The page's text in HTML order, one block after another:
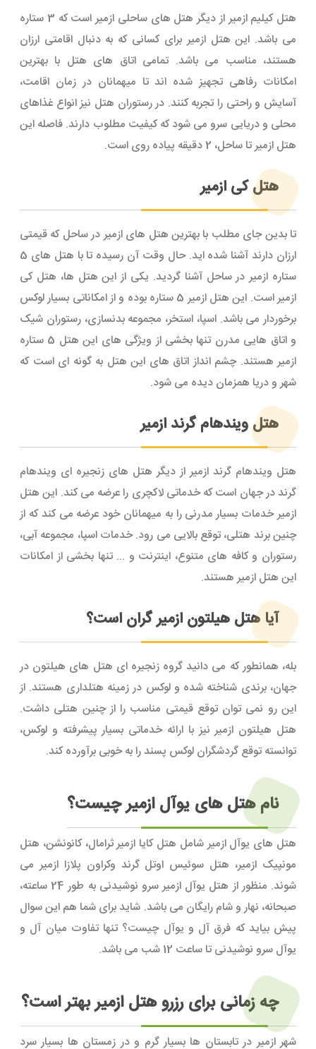
هتل کیلیم ازمیر از دیگر هتل های ساحلی ازمیر است که 3 ستاره
می باشد. این هتل ازمیر برای کسانی که به دنبال اقامتی ارزان
هستند، مناسب می باشد. تمامی اتاق های هتل با بهترین
امکانات رفاهی تجهیز شده اند تا میهمانان در زمان اقامت،
آسایش و راحتی را تجربه کنند. در رستوران هتل نیز انواع غذاهای
محلی و دریایی سرو می شود که کیفیت مطلوب دارند. فاصله این
هتل ازمیر تا ساحل، 2 دقیقه پیاده روی است.
هتل کی ازمیر
تا بدین جای مطلب با بهترین هتل های ازمیر در ساحل که قیمتی
ارزان دارند آشنا شده اید. حال وقت آن رسیده تا با هتل های 5
ستاره ازمیر در ساحل آشنا گردید. یکی از این هتل ها، هتل کی
ازمیر است. این هتل ازمیر 5 ستاره بوده و از امکاناتی بسیار لوکس
برخوردار می باشد. اسپا، استخر، مجموعه بدنسازی، رستوران شیک
و اتاق هایی مدرن تنها بخشی از ویژگی های این هتل 5 ستاره
ازمیر هستند. چشم انداز اتاق های این هتل به گونه ای است که
شهر و دریا همزمان دیده می شود.
هتل ویندهام گرند ازمیر
هتل ویندهام گرند ازمیر از دیگر هتل های زنجیره ای ویندهام
گرند در جهان است که خدماتی لاکچری را عرضه می کند. این هتل
ازمیر خدمات بسیار مدرنی را به میهمانان خود عرضه می کند که از
چنین برند هتلی، توقع بالایی می رود. خدمات اسپا، مجموعه آبی،
رستوران و کافه های متنوع، اینترنت و ... تنها بخشی از امکانات
این هتل ازمیر هستند.
آیا هتل هیلتون ازمیر گران است؟
بله، همانطور که می دانید گروه زنجیره ای هتل های هیلتون در
جهان، برندی شناخته شده و لوکس در زمینه هتلداری هستند. از
این رو نمی توان توقع قیمتی مناسب را از چنین هتلی داشت.
هتل هیلتون ازمیر نیز با ارائه خدماتی بسیار پیشرفته و لوکس،
توانسته توقع گردشگران لوکس پسند را به خوبی برآورده کند.
نام هتل های یوآل ازمیر چیست؟
هتل های یوآل ازمیر شامل هتل کایا ازمیر ثرامال، کانونشن، هتل
مونپیک ازمیر، هتل سوئیس اوتل گرند وکراون پلازا ازمیر می
شوند. منظور از هتل یوآل ازمیر سرو نوشیدنی به طور 24 ساعته،
صبحانه، نهار و شام رایگان می باشد. شاید برای شما هم این سوال
پیش بیاید که فرق آل و یوآل چیست؟ تنها تفاوت میان آل و
یوآل سرو نوشیدنی تا ساعت 12 شب می باشد.
چه زمانی برای رزرو هتل ازمیر بهتر است؟
شهر ازمیر در تابستان ها بسیار گرم و در زمستان ها بسیار سرد